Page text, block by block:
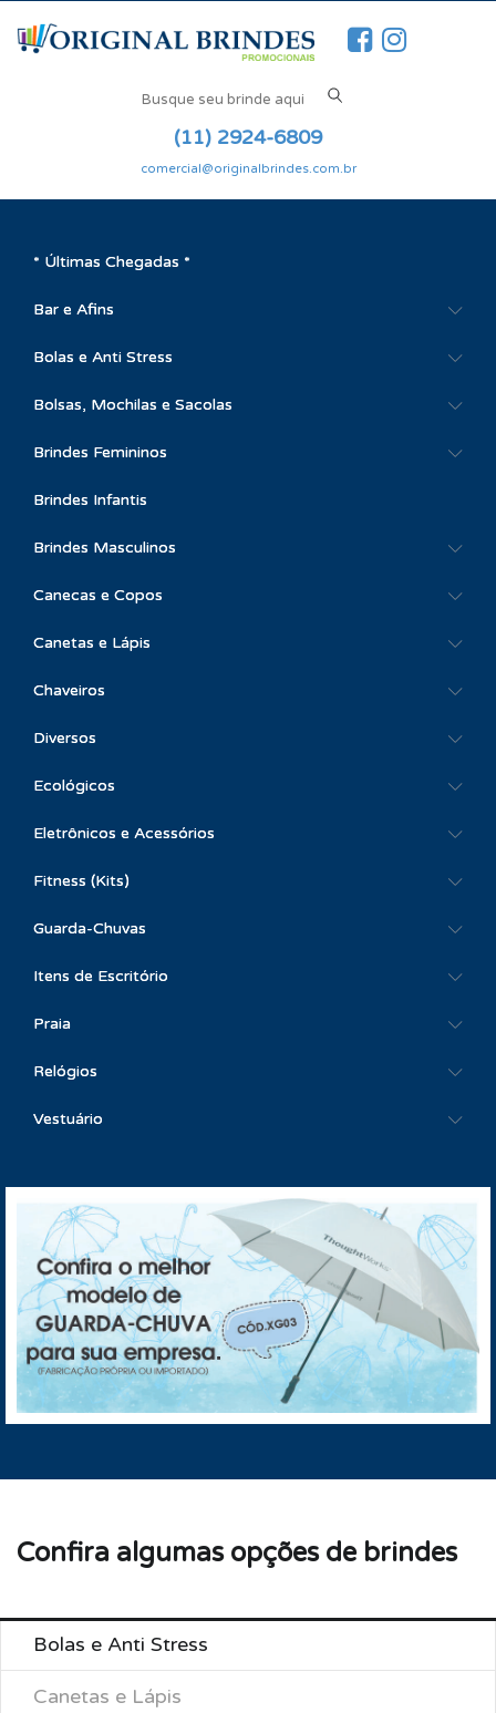
(11) 2924-6809
comercial@originalbrindes.com.br
* Últimas Chegadas *
Bar e Afins
Bolas e Anti Stress
Bolsas, Mochilas e Sacolas
Brindes Femininos
Brindes Infantis
Brindes Masculinos
Canecas e Copos
Canetas e Lápis
Chaveiros
Diversos
Ecológicos
Eletrônicos e Acessórios
Fitness (Kits)
Guarda-Chuvas
Itens de Escritório
Praia
Relógios
Vestuário
Confira algumas opções de brindes
Bolas e Anti Stress
Canetas e Lápis